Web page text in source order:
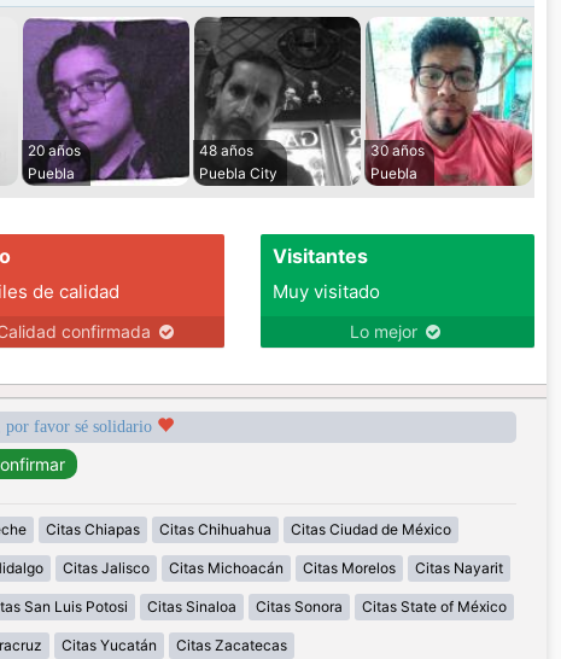
20 años
Puebla
48 años
Puebla City
30 años
Puebla
de calidad
confirmada
Visitantes
Muy visitado
Lo mejor
por favor sé solidario
Citas Chiapas Citas Chihuahua Citas Ciudad de México
Citas Jalisco Citas Michoacán Citas Morelos Citas Nayarit
San Luis Potosi Citas Sinaloa Citas Sonora Citas State of México
Citas Yucatán Citas Zacatecas